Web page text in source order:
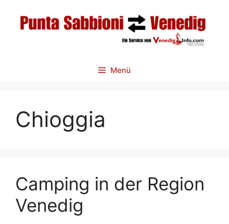
Inhalt
springen
Menü
Chioggia
Camping in der Region
Venedig